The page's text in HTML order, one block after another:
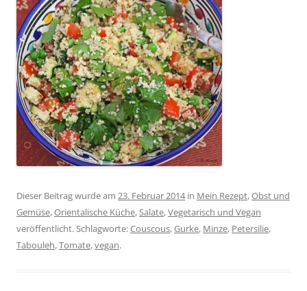
Dieser Beitrag wurde am 23. Februar 2014in Mein Rezept,Obst und
Gemüse,Orientalische Küche,Salate,Vegetarisch und Vegan
veröffentlicht. Schlagworte:Couscous,Gurke, Minze, Petersilie,
Tabouleh,Tomate,vegan.